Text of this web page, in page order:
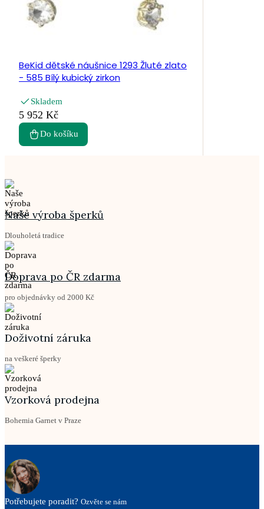
BeKid dětské náušnice 1293 Žluté zlato
- 585 Bílý kubický zirkon
Skladem
5 952 Kč
Do košíku
Naše výroba šperků
Dlouholetá tradice
Doprava po ČR zdarma
pro objednávky od 2000 Kč
Doživotní záruka
na veškeré šperky
Vzorková prodejna
Bohemia Garnet v Praze
Potřebujete poradit? Ozvěte se nám